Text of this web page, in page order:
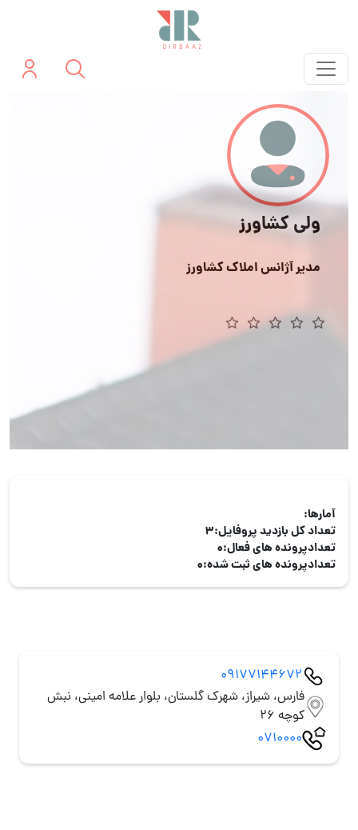
ولی کشاورز
مدیر آژانس املاک کشاورز
آمارها:
تعداد کل بازدید پروفایل:3
تعدادپرونده های فعال:0
تعدادپرونده های ثبت شده:0
09177144672
فارس، شیراز، شهرک گلستان، بلوار علامه امینی، نبش
کوچه 26
0710000